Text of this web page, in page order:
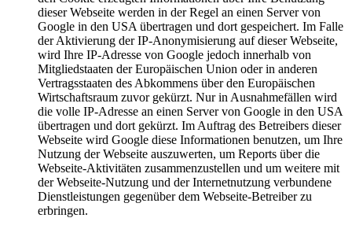
dieser Webseite werden in der Regel an einen Server von
Google in den USA übertragen und dort gespeichert. Im Falle
der Aktivierung der IP-Anonymisierung auf dieser Webseite,
wird Ihre IP-Adresse von Google jedoch innerhalb von
Mitgliedstaaten der Europäischen Union oder in anderen
Vertragsstaaten des Abkommens über den Europäischen
Wirtschaftsraum zuvor gekürzt. Nur in Ausnahmefällen wird
die volle IP-Adresse an einen Server von Google in den USA
übertragen und dort gekürzt. Im Auftrag des Betreibers dieser
Webseite wird Google diese Informationen benutzen, um Ihre
Nutzung der Webseite auszuwerten, um Reports über die
Webseite-Aktivitäten zusammenzustellen und um weitere mit
der Webseite-Nutzung und der Internetnutzung verbundene
Dienstleistungen gegenüber dem Webseite-Betreiber zu
erbringen.